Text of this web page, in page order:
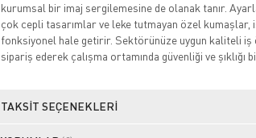
kurumsal bir imaj sergilemesine de olanak tanır.
çok cepli tasarımlar ve leke tutmayan özel kumaşlar,
fonksiyonel hale getirir. Sektörünüze uygun kaliteli iş
sipariş ederek çalışma ortamında güvenliği ve şıklığı
TAKSIT SEÇENEKLERI